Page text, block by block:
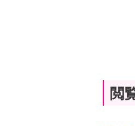
閲